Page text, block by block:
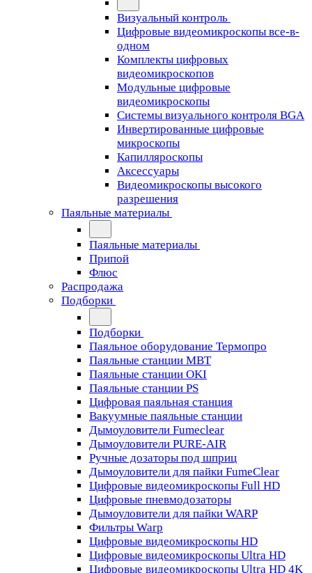
Визуальный контроль
Цифровые видеомикроскопы все-в-
одном
Комплекты цифровых
видеомикроскопов
Модульные цифровые
видеомикроскопы
Cистемы визуального контроля BGA
Инвертированные цифровые
микроскопы
Капилляроскопы
Аксессуары
Видеомикроскопы высокого
разрешения
Паяльные материалы
Паяльные материалы
Припой
Флюс
Распродажа
Подборки
Подборки
Паяльное оборудование Термопро
Паяльные станции MBT
Паяльные станции OKI
Паяльные станции PS
Цифровая паяльная станция
Вакуумные паяльные станции
Дымоуловители Fumeclear
Дымоуловители PURE-AIR
Ручные дозаторы под шприц
Дымоуловители для пайки FumeClear
Цифровые видеомикроскопы Full HD
Цифровые пневмодозаторы
Дымоуловители для пайки WARP
Фильтры Warp
Цифровые видеомикроскопы HD
Цифровые видеомикроскопы Ultra HD
Цифровые видеомикроскопы Ultra HD 4K